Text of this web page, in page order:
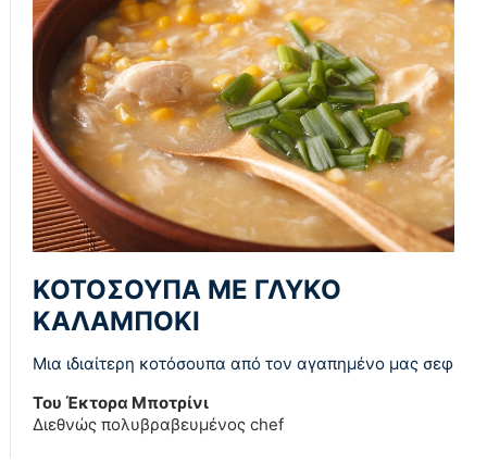
ΚΟΤΟΣΟΥΠΑ ΜΕ ΓΛΥΚΟ
ΚΑΛΑΜΠΟΚΙ
Μια ιδιαίτερη κοτόσουπα από τον αγαπημένο μας σεφ
Του Έκτορα Μποτρίνι
Διεθνώς πολυβραβευμένος chef